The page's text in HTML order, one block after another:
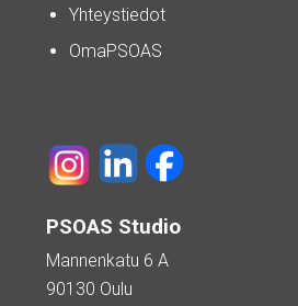
Yhteystiedot
OmaPSOAS
PSOAS Studio
Mannenkatu 6 A
90130 Oulu